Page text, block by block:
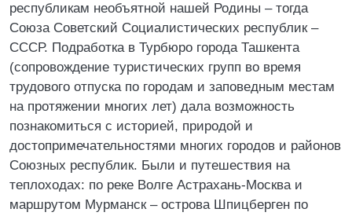
республикам необъятной нашей Родины – тогда
Союза Советский Социалистических республик –
СССР. Подработка в Турбюро города Ташкента
(сопровождение туристических групп во время
трудового отпуска по городам и заповедным местам
на протяжении многих лет) дала возможность
познакомиться с историей, природой и
достопримечательностями многих городов и районов
Союзных республик. Были и путешествия на
теплоходах: по реке Волге Астрахань-Москва и
маршрутом Мурманск – острова Шпицберген по